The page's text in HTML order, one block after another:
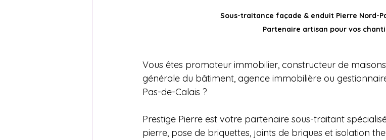
Sous-traitance façade & enduit Pierre Nord-
Partenaire artisan pour vos
Vous êtes promoteur immobilier, constructeur de
générale du bâtiment, agence immobilière ou
Pas-de-Calais ?
Prestige Pierre est votre partenaire sous-traitant
pierre, pose de briquettes, joints de briques et isolation